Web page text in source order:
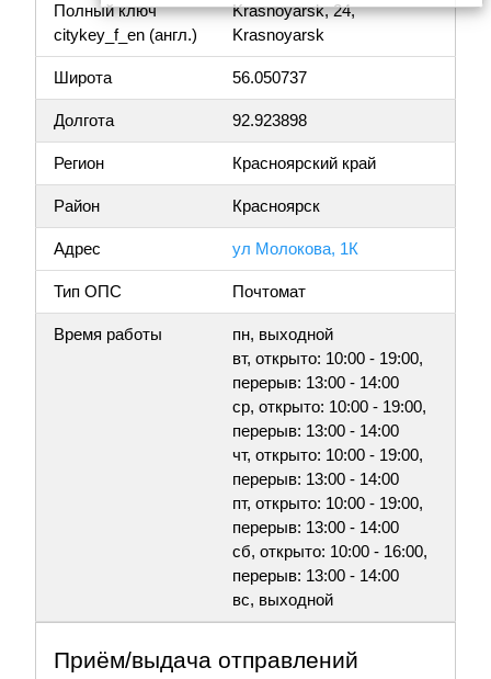
Полный ключ
citykey_f_en (англ.)
Krasnoyarsk, 24,
Krasnoyarsk
Широта 56.050737
Долгота 92.923898
Регион Красноярский край
Район Красноярск
Адрес ул Молокова, 1К
Тип ОПС Почтомат
Время работы
пн, выходной
вт, открыто: 10:00 - 19:00,
перерыв: 13:00 - 14:00
ср, открыто: 10:00 - 19:00,
перерыв: 13:00 - 14:00
чт, открыто: 10:00 - 19:00,
перерыв: 13:00 - 14:00
пт, открыто: 10:00 - 19:00,
перерыв: 13:00 - 14:00
сб, открыто: 10:00 - 16:00,
перерыв: 13:00 - 14:00
вс, выходной
Приём/выдача отправлений